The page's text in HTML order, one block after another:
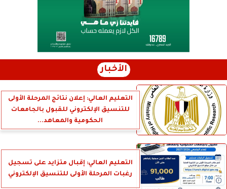
الأخبار
التعليم العالي: إعلان نتائج المرحلة الأولى
للتنسيق الإلكتروني للقبول بالجامعات
الحكومية والمعاهد...
التعليم العالي: إقبال متزايد على تسجيل
رغبات المرحلة الأولى للتنسيق الإلكتروني